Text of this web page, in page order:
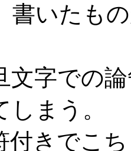
書いたも
文字での
まう。
付きでこ